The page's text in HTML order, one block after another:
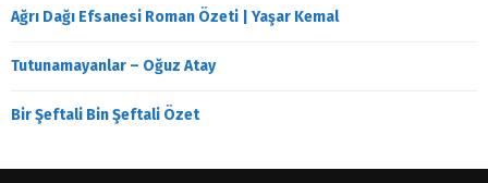
Ağrı Dağı Efsanesi Roman Özeti | Yaşar Kemal
Tutunamayanlar – Oğuz Atay
Bir Şeftali Bin Şeftali Özet